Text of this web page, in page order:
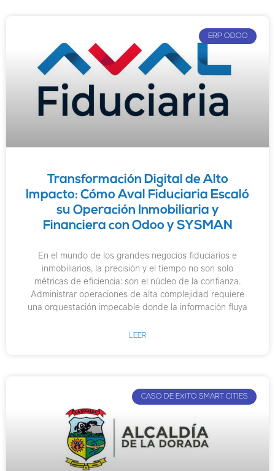
ERP ODOO
Transformación Digital de Alto
Impacto: Cómo Aval Fiduciaria Escaló
su Operación Inmobiliaria y
Financiera con Odoo y SYSMAN
En el mundo de los grandes negocios fiduciarios e
inmobiliarios, la precisión y el tiempo no son solo
métricas de eficiencia: son el núcleo de la confianza.
Administrar operaciones de alta complejidad requiere
una orquestación impecable donde la información fluya
LEER
CASO DE ËXITO SMART CITIES